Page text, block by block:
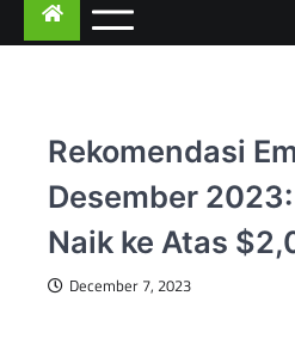
Rekomendasi
Desember
Naik ke Atas
December 7, 2023